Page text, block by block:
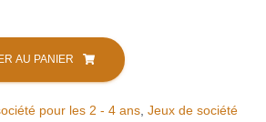
AU PANIER
pour les 2 - 4 ans Jeux de société